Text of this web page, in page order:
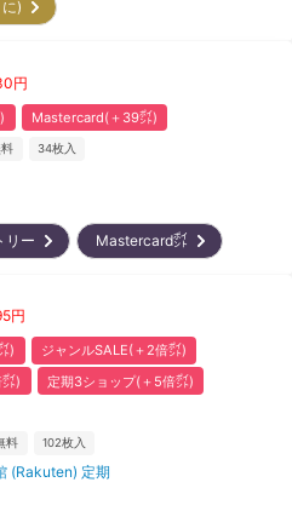
に)
円
Mastercard(＋39㌽)
34枚入
リー Mastercard㌽
円
)
ジャンルSALE(＋2倍㌽)
)
定期3ショップ(＋5倍㌽)
料 102枚入
(Rakuten) 定期